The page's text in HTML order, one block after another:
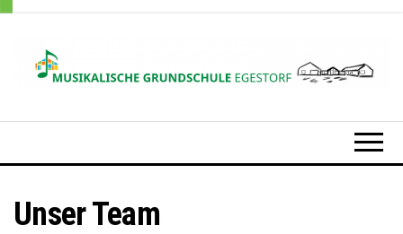
springen
Unser Team